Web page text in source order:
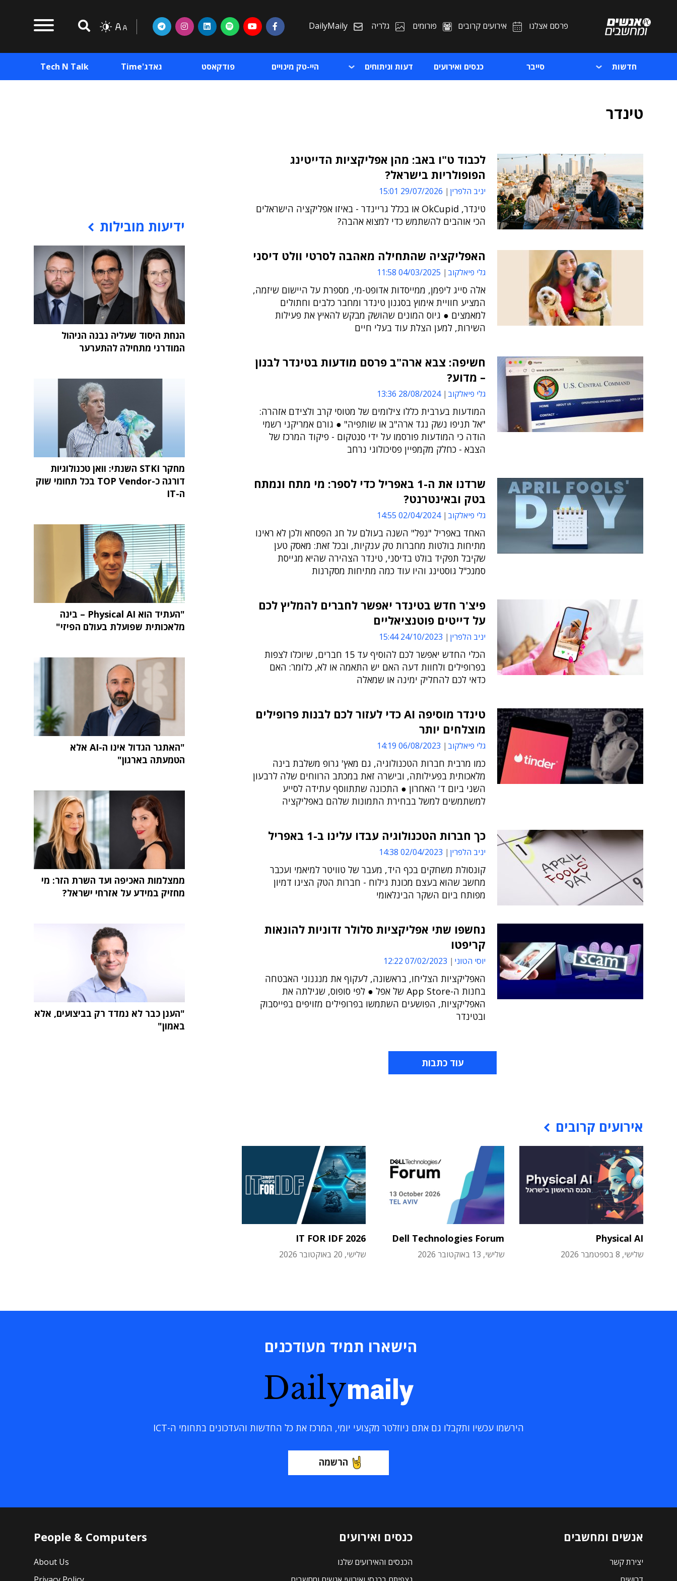
פרסם אצלנו אירועים קרובים פורומים גלריה DailyMaily
חדשות סייבר כנסים ואירועים דעות וניתוחים היי-טק מינויים פודקאסט גאדג'Time Tech N Talk
טינדר
לכבוד ט"ו באב: מהן אפליקציות הדייטינג
הפופולריות בישראל?
יניב הלפרין 29/07/2026 15:01
טינדר, OkCupid או בכלל גריינדר - באיזו אפליקציה הישראלים
הכי אוהבים להשתמש כדי למצוא אהבה?
האפליקציה שהתחילה מאהבה לסרטי וולט דיסני
גלי פיאלקוב 04/03/2025 11:58
אלה סייג ליפמן, ממייסדות אדופט-מי, מספרת על היישום שיזמה,
המציע חוויית אימוץ בסגנון טינדר ומחבר כלבים וחתולים
למאמצים ● גיוס המונים שהושק מבקש להאיץ את פעילות
השירות, למען הצלת עוד בעלי חיים
חשיפה: צבא ארה"ב פרסם מודעות בטינדר לבנון
– מדוע?
גלי פיאלקוב 28/08/2024 13:36
המודעות בערבית כללו צילומים של מטוסי קרב ולצידם אזהרה:
"אל תניפו נשק נגד ארה"ב או שותפיה" ● גורם אמריקני רשמי
הודה כי המודעות פורסמו על ידי סנטקום - פיקוד המרכז של
הצבא - כחלק מקמפיין פסיכולוגי נרחב
שרדנו את ה-1 באפריל כדי לספר: מי מתח ונמתח
בטק ובאינטרנט?
גלי פיאלקוב 02/04/2024 14:55
האחד באפריל "נפל" השנה בעולם על חג הפסחא ולכן לא ראינו
מתיחות בולטות מחברות טק ענקיות, ובכל זאת: מאסק טען
שקיבל תפקיד בולט בדיסני, טינדר הצהירה שהיא מגייסת
סמנכ"ל גוסטינג והיו עוד כמה מתיחות מסקרנות
פיצ'ר חדש בטינדר יאפשר לחברים להמליץ לכם
על דייטים פוטנציאליים
יניב הלפרין 24/10/2023 15:44
הכלי החדש יאפשר לכם להוסיף עד 15 חברים, שיוכלו לצפות
בפרופילים ולחוות דעה האם יש התאמה או לא, כלומר: האם
כדאי לכם להחליק ימינה או שמאלה
טינדר מוסיפה AI כדי לעזור לכם לבנות פרופילים
מוצלחים יותר
גלי פיאלקוב 06/08/2023 14:19
כמו מרבית חברות הטכנולוגיה, גם מאץ' גרופ משלבת בינה
מלאכותית בפעילותה, ובישרה זאת במכתב הרווחים שלה לרבעון
השני ביום ד' האחרון ● התכונה שתתווסף עתידה לסייע
למשתמשים למשל בבחירת התמונות שלהם באפליקציה
כך חברות הטכנולוגיה עבדו עלינו ב-1 באפריל
יניב הלפרין 02/04/2023 14:38
קונסולת משחקים בכף היד, מעבר של טוויטר למיאמי ועכבר
מחשב שהוא בעצם מכונת גילוח - חברות הטק הציגו דמיון
מפותח ביום השקר הבינלאומי
נחשפו שתי אפליקציות סלולר זדוניות להונאות
קריפטו
יוסי הטוני 07/02/2023 12:22
האפליקציות הצליחו, בראשונה, לעקוף את מנגנוני האבטחה
בחנות ה-App Store של אפל ● לפי סופוס, שגילתה את
האפליקציות, הפושעים השתמשו בפרופילים מזויפים בפייסבוק
ובטינדר
עוד כתבות
אירועים קרובים
Physical AI
שלישי, 8 בספטמבר 2026
Dell Technologies Forum
שלישי, 13 באוקטובר 2026
IT FOR IDF 2026
שלישי, 20 באוקטובר 2026
ידיעות מובילות
הנחת היסוד שעליה נבנה הניהול
המודרני מתחילה להתערער
מחקר STKI השנתי: וואן טכנולוגיות
דורגה כ-TOP Vendor בכל תחומי שוק
ה-IT
"העתיד הוא Physical AI – בינה
מלאכותית שפועלת בעולם הפיזי"
"האתגר הגדול אינו ה-AI אלא
הטמעתה בארגון"
ממצלמות האכיפה ועד השרת הזר: מי
מחזיק במידע על אזרחי ישראל?
"הענן כבר לא נמדד רק בביצועים, אלא
באמון"
הישארו תמיד מעודכנים
Dailymaily
הירשמו עכשיו ותקבלו גם אתם ניוזלטר מקצועי יומי, המרכז את כל החדשות והעדכונים בתחומי ה-ICT
הרשמה
אנשים ומחשבים
יצירת קשר
כנסים ואירועים
הכנסים והאירועים שלנו
People & Computers
About Us